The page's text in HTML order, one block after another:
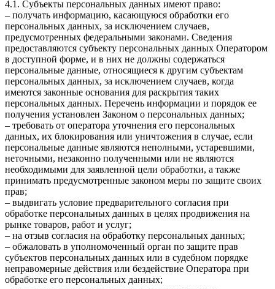
4.1. Субъекты персональных данных имеют право:
– получать информацию, касающуюся обработки его
персональных данных, за исключением случаев,
предусмотренных федеральными законами. Сведения
предоставляются субъекту персональных данных Оператором
в доступной форме, и в них не должны содержаться
персональные данные, относящиеся к другим субъектам
персональных данных, за исключением случаев, когда
имеются законные основания для раскрытия таких
персональных данных. Перечень информации и порядок ее
получения установлен Законом о персональных данных;
– требовать от оператора уточнения его персональных
данных, их блокирования или уничтожения в случае, если
персональные данные являются неполными, устаревшими,
неточными, незаконно полученными или не являются
необходимыми для заявленной цели обработки, а также
принимать предусмотренные законом меры по защите своих
прав;
– выдвигать условие предварительного согласия при
обработке персональных данных в целях продвижения на
рынке товаров, работ и услуг;
– на отзыв согласия на обработку персональных данных;
– обжаловать в уполномоченный орган по защите прав
субъектов персональных данных или в судебном порядке
неправомерные действия или бездействие Оператора при
обработке его персональных данных;